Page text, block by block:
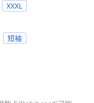
XXXL
短袖